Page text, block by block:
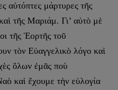
μάρτυρες τῆς
τῆς Μαριάμ. Γι’ αὐτὸ μὲ
τῆς Ἑορτῆς τοῦ
τὸν Εὐαγγελικὸ λόγο καὶ
ὅλων ἐμᾶς ποὺ
καὶ ἔχουμε τὴν εὐλογία